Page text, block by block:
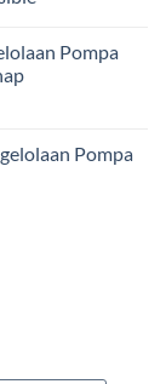
Pompa
Pompa